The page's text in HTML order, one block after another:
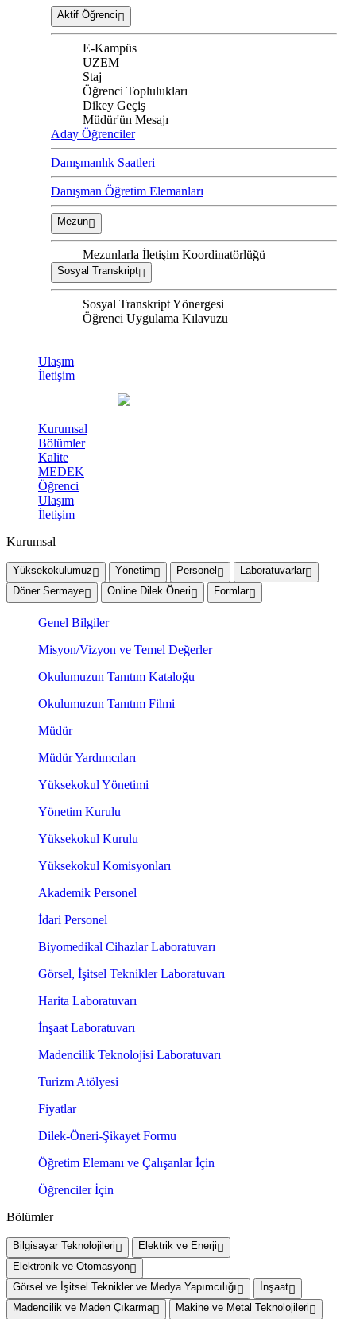
Aktif Öğrenci
E-Kampüs
UZEM
Staj
Öğrenci Toplulukları
Dikey Geçiş
Müdür'ün Mesajı
Aday Öğrenciler
Danışmanlık Saatleri
Danışman Öğretim Elemanları
Mezun
Mezunlarla İletişim Koordinatörlüğü
Sosyal Transkript
Sosyal Transkript Yönergesi
Öğrenci Uygulama Kılavuzu
Ulaşım
İletişim
Kurumsal
Bölümler
Kalite
MEDEK
Öğrenci
Ulaşım
İletişim
Kurumsal
Yüksekokulumuz Yönetim Personel
Laboratuvarlar
Döner Sermaye
Online Dilek Öneri Formlar
Genel Bilgiler
Misyon/Vizyon ve Temel Değerler
Okulumuzun Tanıtım Kataloğu
Okulumuzun Tanıtım Filmi
Müdür
Müdür Yardımcıları
Yüksekokul Yönetimi
Yönetim Kurulu
Yüksekokul Kurulu
Yüksekokul Komisyonları
Akademik Personel
İdari Personel
Biyomedikal Cihazlar Laboratuvarı
Görsel, İşitsel Teknikler Laboratuvarı
Harita Laboratuvarı
İnşaat Laboratuvarı
Madencilik Teknolojisi Laboratuvarı
Turizm Atölyesi
Fiyatlar
Dilek-Öneri-Şikayet Formu
Öğretim Elemanı ve Çalışanlar İçin
Öğrenciler İçin
Bölümler
Bilgisayar Teknolojileri
Elektrik ve Enerji
Elektronik ve Otomasyon
Görsel ve İşitsel Teknikler ve Medya Yapımcılığı
İnşaat
Madencilik ve Maden Çıkarma
Makine ve Metal Teknolojileri